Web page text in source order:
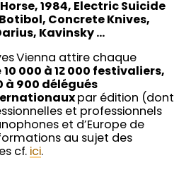
1984, Electric Suicide
Concrete Knives,
Kavinsky …
Vienna attire chaque
10 000 à 12 000 festivaliers,
à 900 délégués
par édition (dont
et professionnels
et d’Europe de
au sujet des
cf. ici.